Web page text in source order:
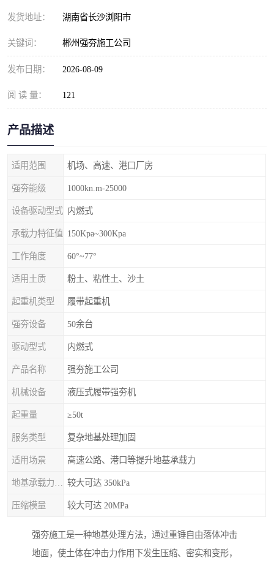
发货地址： 湖南省长沙浏阳市
关键词： 郴州强夯施工公司
发布日期： 2026-08-09
阅 读 量： 121
产品描述
适用范围 机场、高速、港口厂房
强夯能级 1000kn.m-25000
设备驱动型式 内燃式
承载力特征值 150Kpa~300Kpa
工作角度 60°~77°
适用土质 粉土、粘性土、沙土
起重机类型 履带起重机
强夯设备 50余台
驱动型式 内燃式
产品名称 强夯施工公司
机械设备 液压式履带强夯机
起重量 ≥50t
服务类型 复杂地基处理加固
适用场景 高速公路、港口等提升地基承载力
较大可达 350kPa
压缩模量 较大可达 20MPa
强夯施工是一种地基处理方法，通过重锤自由落体冲击
地面，使土体在冲击力作用下发生压缩、密实和变形，